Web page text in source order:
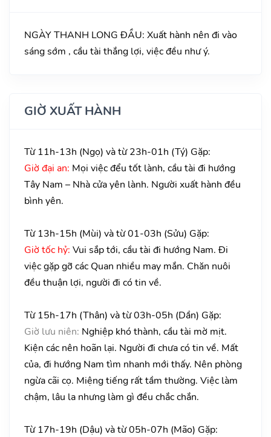
NGÀY THANH LONG ĐẦU: Xuất hành nên đi vào
sáng sớm , cầu tài thắng lợi, việc đều như ý.
GIỜ XUẤT HÀNH
Từ 11h-13h (Ngọ) và từ 23h-01h (Tý) Gặp:
Giờ đại an: Mọi việc đểu tốt lành, cầu tài đi hướng
Tây Nam – Nhà cửa yên lành. Người xuất hành đều
bình yên.
Từ 13h-15h (Mùi) và từ 01-03h (Sửu) Gặp:
Giờ tốc hỷ: Vui sắp tới, cầu tài đi hướng Nam. Đi
việc gặp gỡ các Quan nhiều may mắn. Chăn nuôi
đều thuận lợi, người đi có tin về.
Từ 15h-17h (Thân) và từ 03h-05h (Dần) Gặp:
Giờ lưu niên: Nghiệp khó thành, cầu tài mờ mịt.
Kiện các nên hoãn lại. Người đi chưa có tin về. Mất
của, đi hướng Nam tìm nhanh mới thấy. Nên phòng
ngừa cãi cọ. Miệng tiếng rất tầm thường. Việc làm
chậm, lâu la nhưng làm gì đều chắc chắn.
Từ 17h-19h (Dậu) và từ 05h-07h (Mão) Gặp: